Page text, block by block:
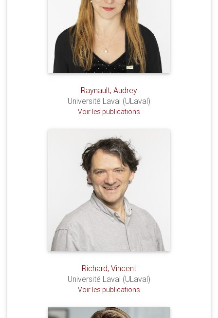
Raynault, Audrey
Université Laval (ULaval)
Voir les publications
Richard, Vincent
Université Laval (ULaval)
Voir les publications